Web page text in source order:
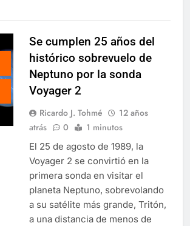
Se cumplen 25 años del
histórico sobrevuelo de
Neptuno por la sonda
Voyager 2
Ricardo J. Tohmé
12 años
atrás
0 1 minutos
El 25 de agosto de 1989, la
Voyager 2 se convirtió en la
primera sonda en visitar el
planeta Neptuno, sobrevolando
a su satélite más grande, Tritón,
a una distancia de menos de